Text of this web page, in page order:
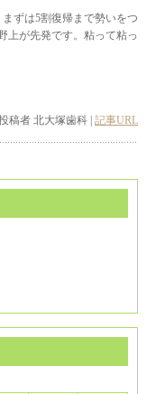
ずは5割復帰まで勢いをつ
上が先発です。粘って粘っ
稿者 北大塚歯科 | 記事URL